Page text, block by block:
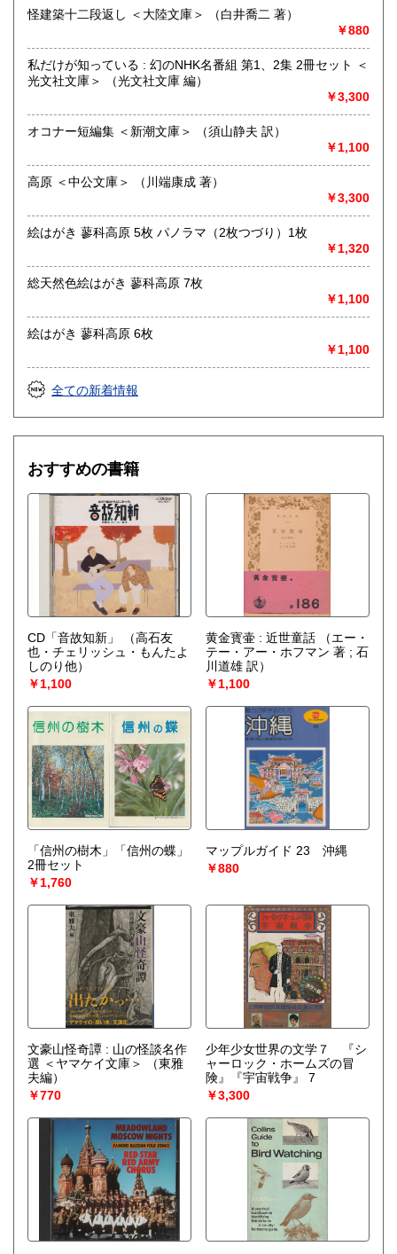
沿線名：しなの鉄道
営業時間：12:00〜17:00
定休日：火・水曜日(夏季:毎日営業、冬季:天気次第)
◇近隣であれば書籍の買取をしています。少数であれば店へ
の持ち込み、あるいは量が多い場合はまずは電話などで相談
買取が出来る本とそうでない本があります、メール・電話等
取り扱い分野
哲学宗教、歴史、社会科学、美術工芸、外国文学、趣味、サ
ブカルチャー、古書一般（その他）
怪建築十二段返し ＜大陸文庫＞ （白井喬二 著）
￥880
私だけが知っている : 幻のNHK名番組 第1、2集 2冊セット ＜
光文社文庫＞ （光文社文庫 編）
￥3,300
オコナー短編集 ＜新潮文庫＞ （須山静夫 訳）
￥1,100
高原 ＜中公文庫＞ （川端康成 著）
￥3,300
絵はがき 蓼科高原 5枚 パノラマ（2枚つづり）1枚
￥1,320
総天然色絵はがき 蓼科高原 7枚
￥1,100
絵はがき 蓼科高原 6枚
￥1,100
全ての新着情報
おすすめの書籍
CD「音故知新」
（高石友
也・チェリッシュ・もんたよ
しのり他）
￥1,100
黄金寳壷 : 近世童話
（エー・
テー・アー・ホフマン 著 ; 石
川道雄 訳）
￥1,100
「信州の樹木」「信州の蝶」
2冊セット
￥1,760
マップルガイド 23 沖縄
￥880
文豪山怪奇譚 : 山の怪談名作
選 ＜ヤマケイ文庫＞
（東雅
夫編）
￥770
少年少女世界の文学７ 『シ
ャーロック・ホームズの冒
険』『宇宙戦争』 7
￥3,300